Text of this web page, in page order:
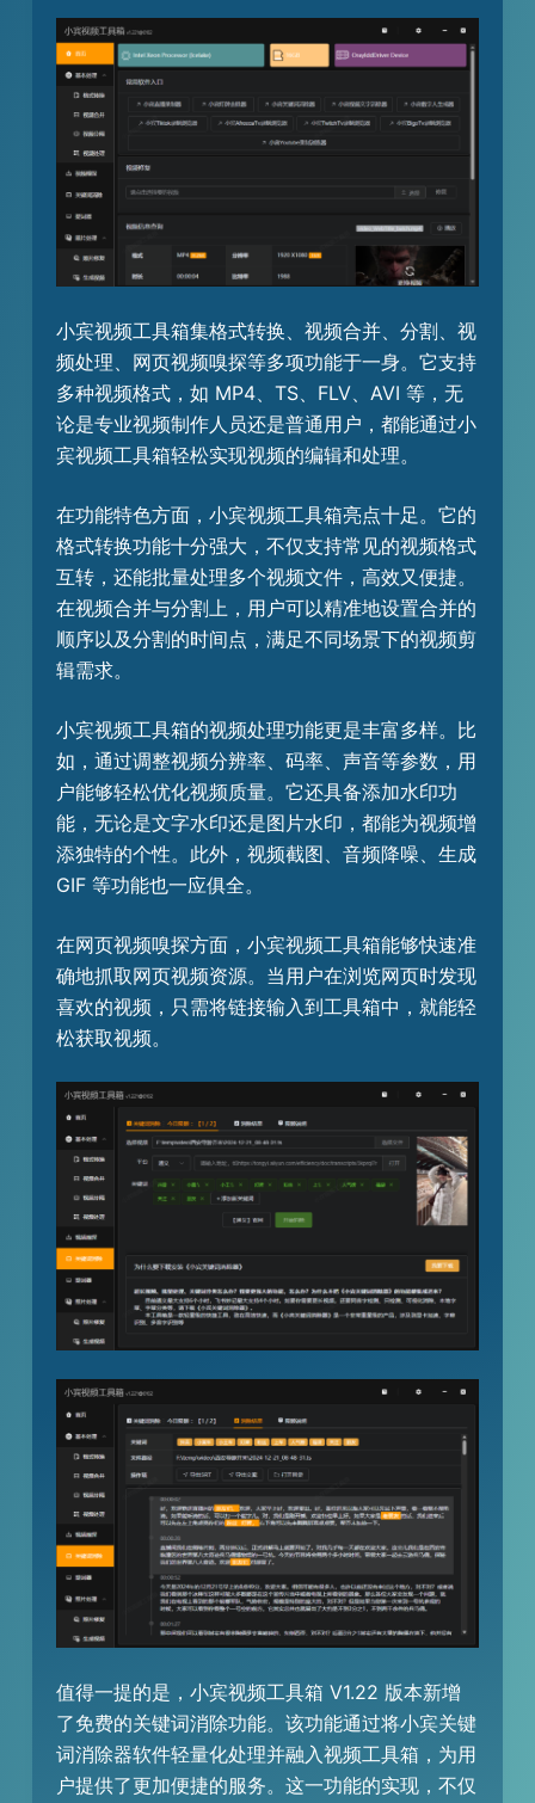
小宾视频工具箱集格式转换、视频合并、分割、视
频处理、网页视频嗅探等多项功能于一身。它支持
多种视频格式，如 MP4、TS、FLV、AVI 等，无
论是专业视频制作人员还是普通用户，都能通过小
宾视频工具箱轻松实现视频的编辑和处理。
在功能特色方面，小宾视频工具箱亮点十足。它的
格式转换功能十分强大，不仅支持常见的视频格式
互转，还能批量处理多个视频文件，高效又便捷。
在视频合并与分割上，用户可以精准地设置合并的
顺序以及分割的时间点，满足不同场景下的视频剪
辑需求。
小宾视频工具箱的视频处理功能更是丰富多样。比
如，通过调整视频分辨率、码率、声音等参数，用
户能够轻松优化视频质量。它还具备添加水印功
能，无论是文字水印还是图片水印，都能为视频增
添独特的个性。此外，视频截图、音频降噪、生成
GIF 等功能也一应俱全。
在网页视频嗅探方面，小宾视频工具箱能够快速准
确地抓取网页视频资源。当用户在浏览网页时发现
喜欢的视频，只需将链接输入到工具箱中，就能轻
松获取视频。
值得一提的是，小宾视频工具箱 V1.22 版本新增
了免费的关键词消除功能。该功能通过将小宾关键
词消除器软件轻量化处理并融入视频工具箱，为用
户提供了更加便捷的服务。这一功能的实现，不仅